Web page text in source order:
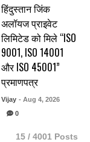
हिंदुस्तान जिंक
अलॉयज प्राइवेट
लिमिटेड को मिले “ISO
9001, ISO 14001
और ISO 45001”
प्रमाणपत्र
Vijay - Aug 4, 2026
0
15 / 4001 Posts